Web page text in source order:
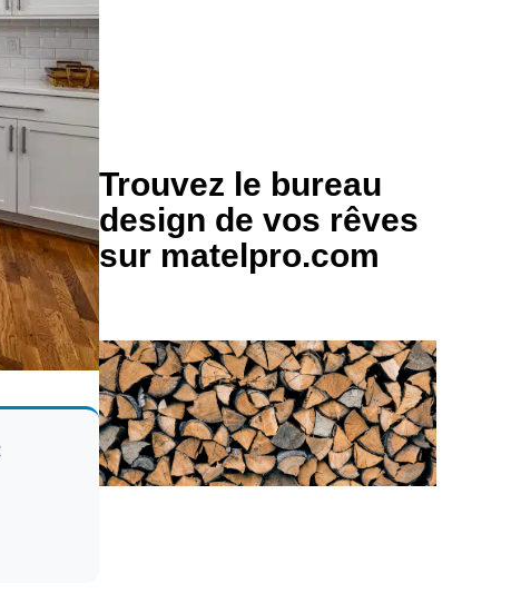
Trouvez le bureau
design de vos rêves
sur matelpro.com